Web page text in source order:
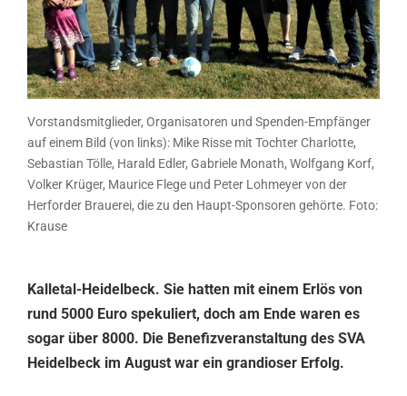
Vorstandsmitglieder, Organisatoren und Spenden-Empfänger
auf einem Bild (von links): Mike Risse mit Tochter Charlotte,
Sebastian Tölle, Harald Edler, Gabriele Monath, Wolfgang Korf,
Volker Krüger, Maurice Flege und Peter Lohmeyer von der
Herforder Brauerei, die zu den Haupt-Sponsoren gehörte. Foto:
Krause
Kalletal-Heidelbeck. Sie hatten mit einem Erlös von
rund 5000 Euro spekuliert, doch am Ende waren es
sogar über 8000. Die Benefizveranstaltung des SVA
Heidelbeck im August war ein grandioser Erfolg.